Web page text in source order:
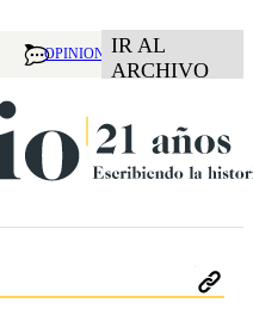
OPINION IR AL
ARCHIVO